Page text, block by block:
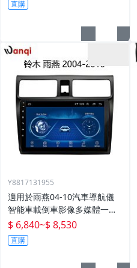
直購
Y8817131955
適用於雨燕04-10汽車導航儀
智能車載倒車影像多媒體一體
機
$ 6,840~$ 8,530
直購